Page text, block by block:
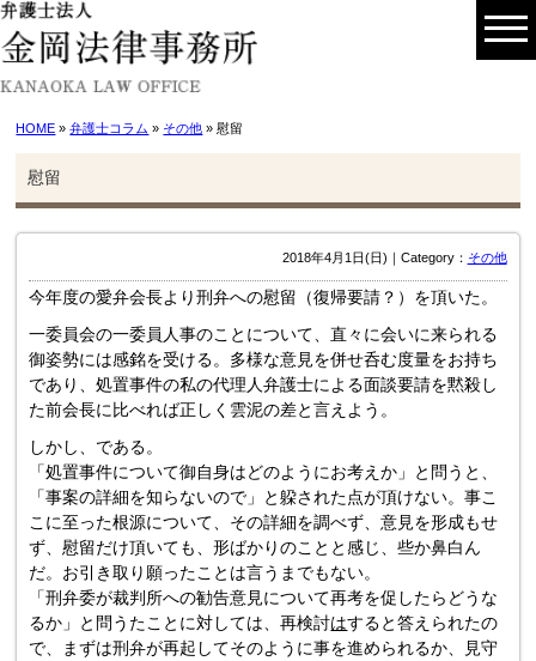
HOME »弁護士コラム » その他 » 慰留
慰留
2018年4月1日(日)｜Category： その他
今年度の愛弁会長より刑弁への慰留（復帰要請？）を頂いた。
一委員会の一委員人事のことについて、直々に会いに来られる
御姿勢には感銘を受ける。多様な意見を併せ呑む度量をお持ち
であり、処置事件の私の代理人弁護士による面談要請を黙殺し
た前会長に比べれば正しく雲泥の差と言えよう。
しかし、である。
「処置事件について御自身はどのようにお考えか」と問うと、
「事案の詳細を知らないので」と躱された点が頂けない。事こ
こに至った根源について、その詳細を調べず、意見を形成もせ
ず、慰留だけ頂いても、形ばかりのことと感じ、些か鼻白ん
だ。お引き取り願ったことは言うまでもない。
「刑弁委が裁判所への勧告意見について再考を促したらどうな
るか」と問うたことに対しては、再検討はすると答えられたの
で、まずは刑弁が再起してそのように事を進められるか、見守